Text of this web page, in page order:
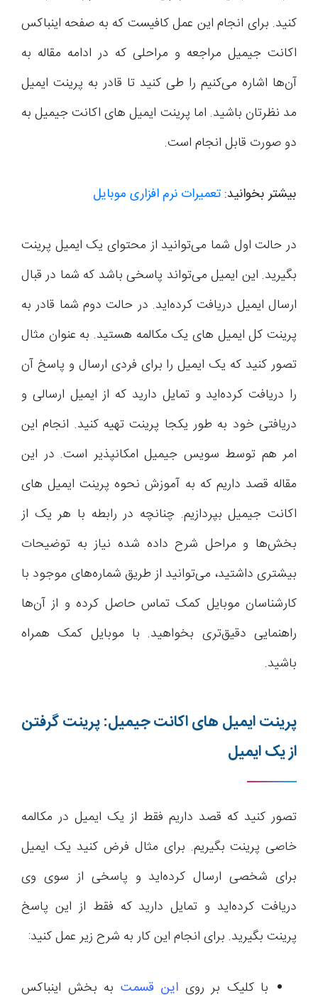
کنید. برای انجام این عمل کافیست که به صفحه اینباکس
اکانت جیمیل مراجعه و مراحلی که در ادامه مقاله به
آن‌ها اشاره می‌کنیم را طی کنید تا قادر به پرینت ایمیل
مد نظرتان باشید. اما پرینت ایمیل های اکانت جیمیل به
دو صورت قابل انجام است.
بیشتر بخوانید: تعمیرات نرم افزاری موبایل
در حالت اول شما می‌توانید از محتوای یک ایمیل پرینت
بگیرید. این ایمیل می‌تواند پاسخی باشد که شما در قبال
ارسال ایمیل دریافت کرده‌اید. در حالت دوم شما قادر به
پرینت کل ایمیل های یک مکالمه هستید. به عنوان مثال
تصور کنید که یک ایمیل را برای فردی ارسال و پاسخ آن
را دریافت کرده‌اید و تمایل دارید که از ایمیل ارسالی و
دریافتی خود به طور یکجا پرینت تهیه کنید. انجام این
امر هم توسط سویس جیمیل امکانپذیر است. در این
مقاله قصد داریم که به آموزش نحوه پرینت ایمیل های
اکانت جیمیل بپردازیم. چنانچه در رابطه با هر یک از
بخش‌ها و مراحل شرح داده شده نیاز به توضیحات
بیشتری داشتید، می‌توانید از طریق شماره‌های موجود با
کارشناسان موبایل کمک تماس حاصل کرده و از آن‌ها
راهنمایی دقیق‌تری بخواهید. با موبایل کمک همراه
باشید.
پرینت ایمیل های اکانت جیمیل: پرینت گرفتن
از یک ایمیل
تصور کنید که قصد داریم فقط از یک ایمیل در مکالمه
خاصی پرینت بگیریم. برای مثال فرض کنید یک ایمیل
برای شخصی ارسال کرده‌اید و پاسخی از سوی وی
دریافت کرده‌اید و تمایل دارید که فقط از این پاسخ
پرینت بگیرید. برای انجام این کار به شرح زیر عمل کنید:
با کلیک بر روی این قسمت به بخش اینباکس